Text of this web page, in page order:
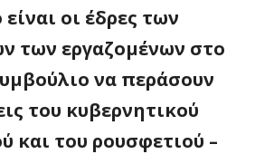
οι έδρες των
των εργαζομένων στο
να περάσουν
του κυβερνητικού
και του ρουσφετιού –